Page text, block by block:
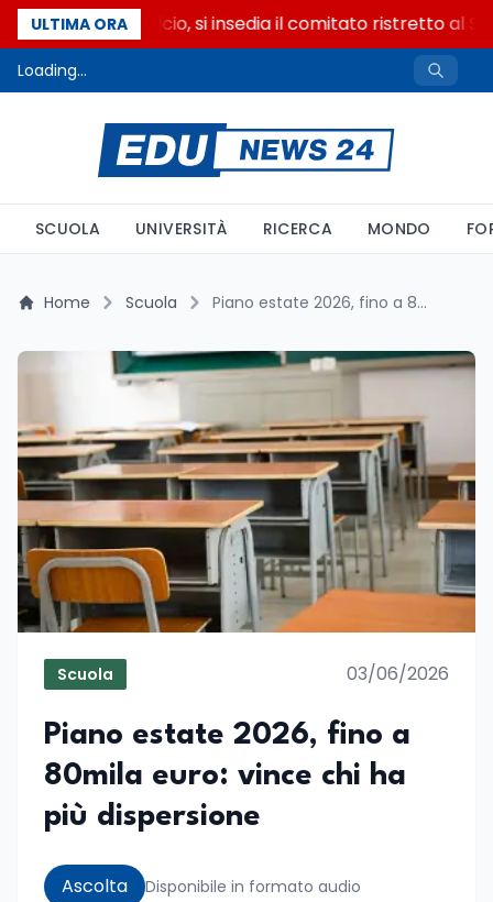
ULTIMA ORA
Riforma del calcio, si insedia il comitato ristretto al
Loading...
SCUOLA UNIVERSITÀ RICERCA MONDO
Home Scuola Piano estate 2026, fino a 80mila euro: vince chi ha più dispersione
Scuola 03/06/2026
Piano estate 2026, fino a
80mila euro: vince chi ha
più dispersione
Ascolta Disponibile in formato audio